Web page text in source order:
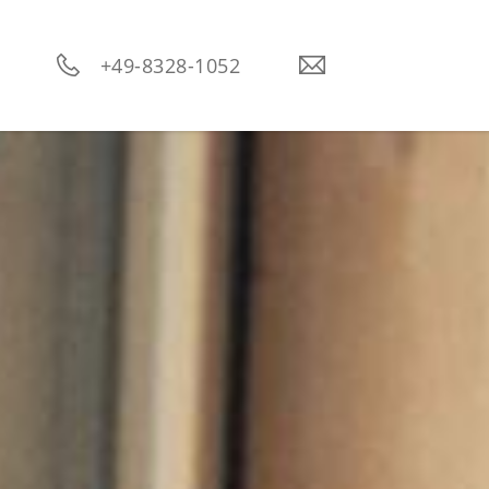
+49-8328-1052